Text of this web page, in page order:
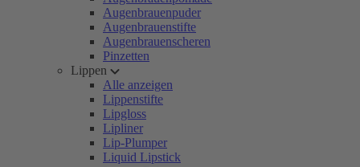
Augenbrauenpuder
Augenbrauenstifte
Augenbrauenscheren
Pinzetten
Lippen
Alle anzeigen
Lippenstifte
Lipgloss
Lipliner
Lip-Plumper
Liquid Lipstick